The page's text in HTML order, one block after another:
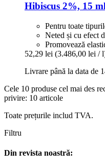
Hibiscus 2%, 15 ml
Pentru toate
Neted și cu efect
Promovează
52,29 lei (3.486,00 lei /
Livrare până la data de
Cele 10 produse cel mai des
privire: 10 articole
Toate prețurile includ TVA.
Filtru
Din revista noastră: